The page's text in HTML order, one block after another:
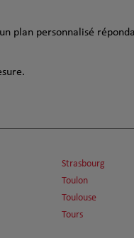
plan personnalisé
Strasbourg
Toulon
Toulouse
Tours